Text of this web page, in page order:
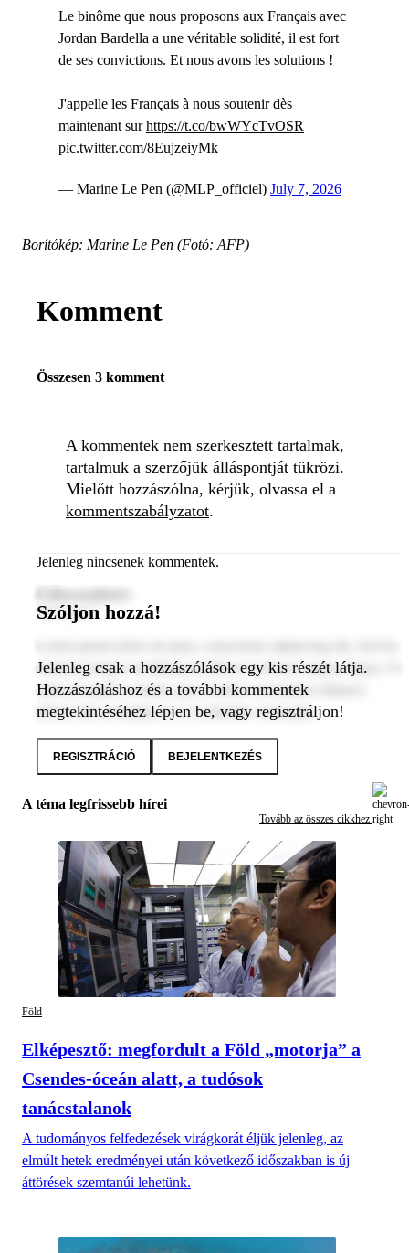
Le binôme que nous proposons aux Français avec
Jordan Bardella a une véritable solidité, il est fort
de ses convictions. Et nous avons les solutions !
J'appelle les Français à nous soutenir dès
maintenant surhttps://t.co/bwWYcTvOSR
pic.twitter.com/8EujzeiyMk
— Marine Le Pen (@MLP_officiel) July 7, 2026
Borítókép: Marine Le Pen (Fotó: AFP)
Komment
Összesen 3 komment
A kommentek nem szerkesztett tartalmak,
tartalmuk a szerzőjük álláspontját tükrözi.
Mielőtt hozzászólna, kérjük, olvassa el a
kommentszabályzatot.
Jelenleg nincsenek kommentek.
2024. január 1.
eiusmod tempor incididunt ut labore et dolore magna aliqua. Ut
enim ad minim veniam, quis nostrud exercitation ullamco
laboris nisi ut aliquip ex ea commodo consequat.
Szóljon hozzá!
Jelenleg csak a hozzászólások egy kis részét látja.
Hozzászóláshoz és a további kommentek
megtekintéséhez lépjen be, vagy regisztráljon!
REGISZTRÁCIÓ BEJELENTKEZÉS
A téma legfrissebb hírei
Tovább az összes cikkhez
Föld
Elképesztő: megfordult a Föld „motorja” a
Csendes-óceán alatt, a tudósok
tanácstalanok
A tudományos felfedezések virágkorát éljük jelenleg, az
elmúlt hetek eredményei után következő időszakban is új
áttörések szemtanúi lehetünk.